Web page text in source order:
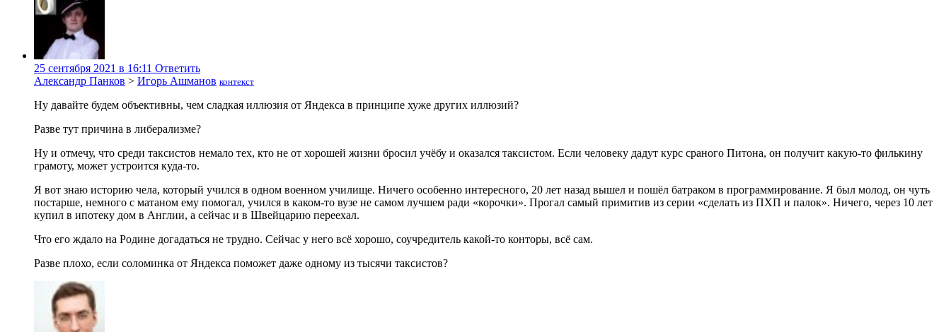
25 сентября 2021 в 16:11 Ответить
Александр Панков > Игорь Ашманов контекст
Ну давайте будем объективны, чем сладкая иллюзия от Яндекса в принципе хуже других иллюзий?
Разве тут причина в либерализме?
Ну и отмечу, что среди таксистов немало тех, кто не от хорошей жизни бросил учёбу и оказался таксистом. Если человеку дадут курс сраного Питона, он получит какую-то филькину
грамоту, может устроится куда-то.
Я вот знаю историю чела, который учился в одном военном училище. Ничего особенно интересного, 20 лет назад вышел и пошёл батраком в программирование. Я был молод, он чуть
постарше, немного с матаном ему помогал, учился в каком-то вузе не самом лучшем ради «корочки». Прогал самый примитив из серии «сделать из ПХП и палок». Ничего, через 10 лет
купил в ипотеку дом в Англии, а сейчас и в Швейцарию переехал.
Что его ждало на Родине догадаться не трудно. Сейчас у него всё хорошо, соучредитель какой-то конторы, всё сам.
Разве плохо, если соломинка от Яндекса поможет даже одному из тысячи таксистов?